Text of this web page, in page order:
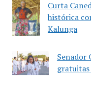
Curta
histórica
Kalunga
Senador